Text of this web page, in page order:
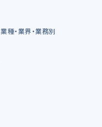
業種・業界・業務別